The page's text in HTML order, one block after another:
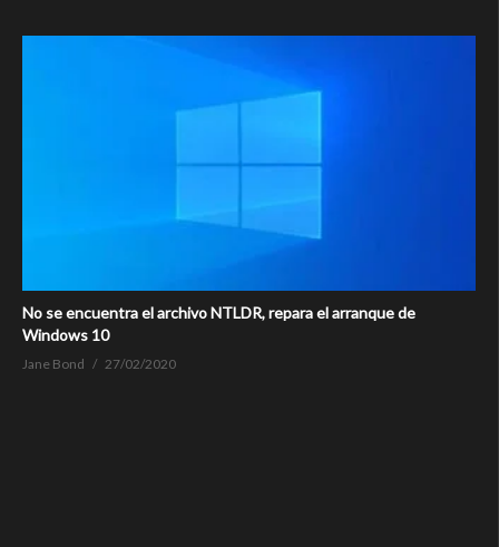
No se encuentra el archivo NTLDR, repara el arranque de
Windows 10
Jane Bond 27/02/2020